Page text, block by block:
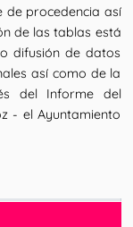
de procedencia así
de las tablas está
difusión de datos
así como de la
del Informe del
- el Ayuntamiento